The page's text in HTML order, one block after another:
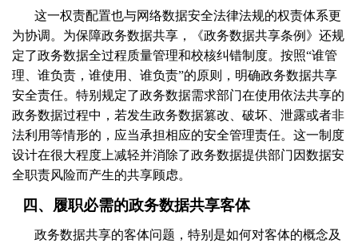
这一权责配置也与网络数据安全法律法规的权责体系更
为协调。为保障政务数据共享，《政务数据共享条例》还规
定了政务数据全过程质量管理和校核纠错制度。按照“谁管
理、谁负责，谁使用、谁负责”的原则，明确政务数据共享
安全责任。特别规定了政务数据需求部门在使用依法共享的
政务数据过程中，若发生政务数据篡改、破坏、泄露或者非
法利用等情形的，应当承担相应的安全管理责任。这一制度
设计在很大程度上减轻并消除了政务数据提供部门因数据安
全职责风险而产生的共享顾虑。
四、履职必需的政务数据共享客体
政务数据共享的客体问题，特别是如何对客体的概念及